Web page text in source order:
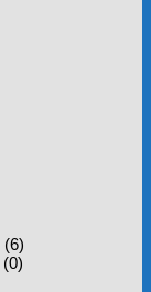
(6)
(0)